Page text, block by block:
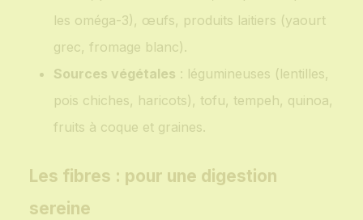
les oméga-3), œufs, produits laitiers (yaourt
grec, fromage blanc).
Sources végétales : légumineuses (lentilles,
pois chiches, haricots), tofu, tempeh, quinoa,
fruits à coque et graines.
Les fibres : pour une digestion
sereine